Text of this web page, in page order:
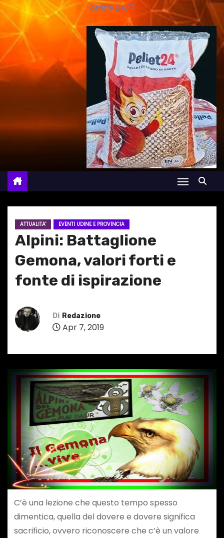
online 24/7
ATTUALITA' EVENTI UDINE E PROVINCIA
Alpini: Battaglione
Gemona, valori forti e
fonte di ispirazione
Di Redazione
Apr 7, 2019
C’è una lezione che questo tempo spesso
dimentica, quella del dovere e dovere significa
sacrificio, ovvero riconoscere che c’è un valore